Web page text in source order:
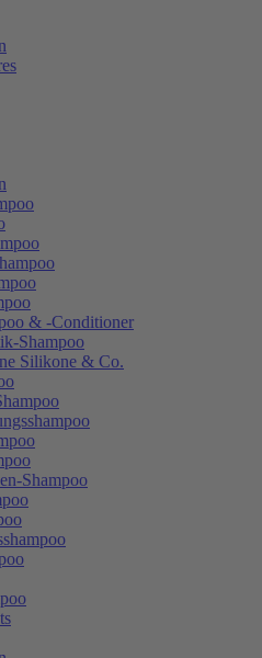
& -Conditioner
Shampoo
Silikone & Co.
Shampoo